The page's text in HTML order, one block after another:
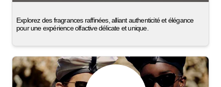
Explorez des fragrances raffinées, alliant authenticité et élégance
pour une expérience olfactive délicate et unique.